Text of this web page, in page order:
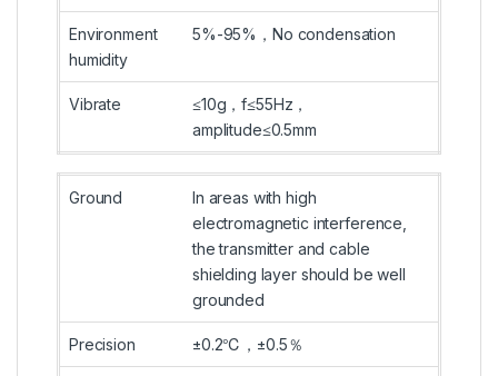
Environment
humidity
5%-95%，No condensation
Vibrate
≤10g，f≤55Hz，
amplitude≤0.5mm
Ground
In areas with high
electromagnetic interference,
the transmitter and cable
shielding layer should be well
grounded
Precision ±0.2℃，±0.5％